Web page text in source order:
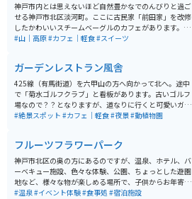
神戸市内とは思えないほど自然豊かなでのんびりと過ご
せる神戸市北区淡河町。ここに古民家「前田家」を改修
したかわいいスチームベーグルのカフェがあります。山
田錦を作っている米農家が周囲にあり、このお家も古民
#山｜高原#カフェ｜軽食#スイーツ
ガーデンレストラン風舎
425線（有馬街道）を六甲山の方へ向かって北へ。途中
で「菊水ゴルフクラブ」と看板があります。古いゴルフ
場なので？？となりますが、道なりに行くと可愛いガー
デンレストランが見えてきます。高台にあるので景色が
#絶景スポット #カフェ｜軽食#夜景#動植物園
フルーツフラワーパーク
神戸市北区の奥の方にあるのですが、温泉、ホテル、バ
ーベキュー施設、色々な体験、公園、ちょっとした遊園
地など、様々な物が楽しめる場所で、子供からお年寄り
までたくさんの人が訪れています。１日遊べて、綺麗な
#温泉#イベント体験#食事処 #宿泊施設